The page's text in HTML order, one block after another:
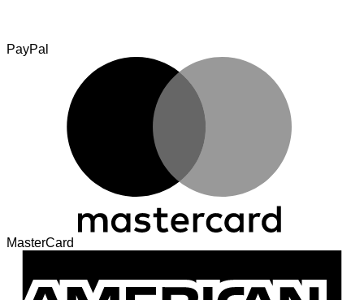
PayPal
MasterCard